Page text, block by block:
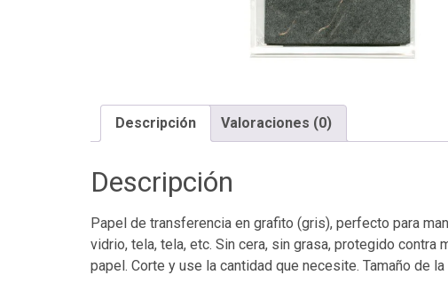
Descripción Valoraciones (0)
Descripción
Papel de transferencia en grafito (gris), perfecto para
vidrio, tela, tela, etc. Sin cera, sin grasa, protegido
papel. Corte y use la cantidad que necesite. Tamaño de